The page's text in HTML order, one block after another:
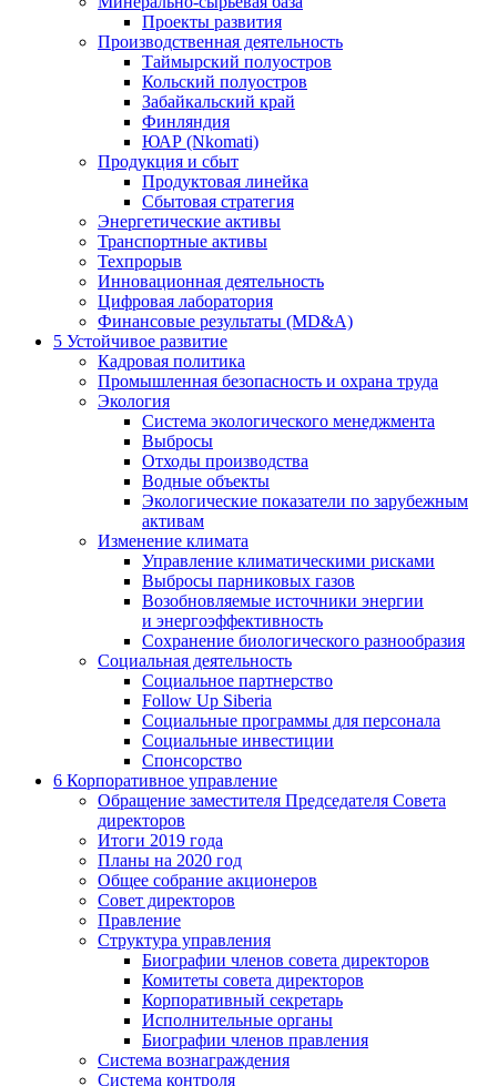
Проекты развития
Производственная деятельность
Таймырский полуостров
Кольский полуостров
Забайкальский край
Финляндия
ЮАР (Nkomati)
Продукция и сбыт
Продуктовая линейка
Сбытовая стратегия
Энергетические активы
Транспортные активы
Техпрорыв
Инновационная деятельность
Цифровая лаборатория
Финансовые результаты (MD&A)
5 Устойчивое развитие
Кадровая политика
Промышленная безопасность и охрана труда
Экология
Система экологического менеджмента
Выбросы
Отходы производства
Водные объекты
Экологические показатели по зарубежным
активам
Изменение климата
Управление климатическими рисками
Выбросы парниковых газов
Возобновляемые источники энергии
и энергоэффективность
Сохранение биологического разнообразия
Социальная деятельность
Социальное партнерство
Follow Up Siberia
Социальные программы для персонала
Социальные инвестиции
Спонсорство
6 Корпоративное управление
Обращение заместителя Председателя Совета
директоров
Итоги 2019 года
Планы на 2020 год
Общее собрание акционеров
Совет директоров
Правление
Структура управления
Биографии членов совета директоров
Комитеты совета директоров
Корпоративный секретарь
Исполнительные органы
Биографии членов правления
Система вознаграждения
Система контроля